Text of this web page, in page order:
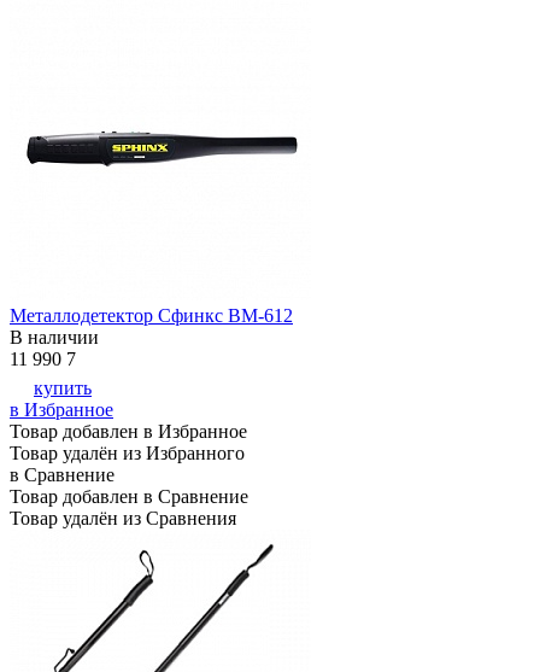
Металлодетектор Сфинкс ВМ-612
В наличии
11 990 7
купить
в Избранное
Товар добавлен в Избранное
Товар удалён из Избранного
в Сравнение
Товар добавлен в Сравнение
Товар удалён из Сравнения